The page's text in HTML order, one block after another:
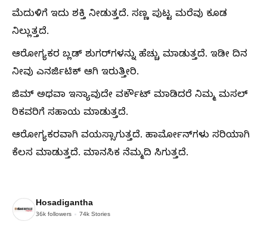
ಮೆದುಳಿಗೆ ಇದು ಶಕ್ತಿ ನೀಡುತ್ತದೆ. ಸಣ್ಣ ಪುಟ್ಟ ಮರೆವು ಕೂಡ
ನಿಲ್ಲುತ್ತದೆ.
ಆರೋಗ್ಯಕರ ಬ್ಲಡ್‌ ಶುಗರ್‌ಗಳನ್ನು ಹೆಚ್ಚು ಮಾಡುತ್ತದೆ. ಇಡೀ ದಿನ
ನೀವು ಎನರ್ಜಿಟಿಕ್‌ ಆಗಿ ಇರುತ್ತೀರಿ.
ಜಿಮ್‌ ಅಥವಾ ಇನ್ಯಾವುದೇ ವರ್ಕೌಟ್‌ ಮಾಡಿದರೆ ನಿಮ್ಮ ಮಸಲ್‌
ರಿಕವರಿಗೆ ಸಹಾಯ ಮಾಡುತ್ತದೆ.
ಆರೋಗ್ಯಕರವಾಗಿ ವಯಸ್ಸಾಗುತ್ತದೆ. ಹಾರ್ಮೋನ್‌ಗಳು ಸರಿಯಾಗಿ
ಕೆಲಸ ಮಾಡುತ್ತದೆ. ಮಾನಸಿಕ ನೆಮ್ಮದಿ ಸಿಗುತ್ತದೆ.
Hosadigantha
36k followers 74k Stories